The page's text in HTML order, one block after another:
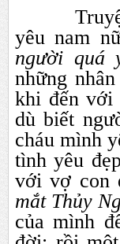
yêu nam
người quá
những
khi đến với
dù biết
cháu mình
tình yêu
với vợ con
mắt Thủy
của mình